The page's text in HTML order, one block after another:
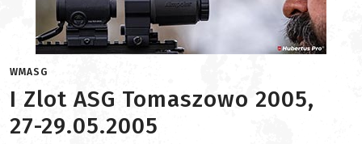
WMASG
I Zlot ASG Tomaszowo 2005,
27-29.05.2005